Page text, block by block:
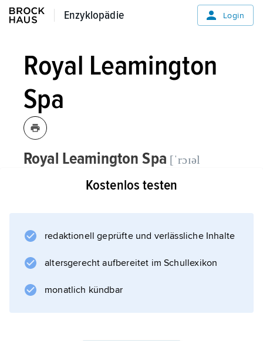
Enzyklopädie
Enzyklopädie Login
Royal Leamington
Spa
Royal Leamington Spa [ˈrɔɪəl
ˈlemɪŋtən ˈspɑː] ,Leamington,
Parklandschaften; Kunstgalerie und Museum;
Heilbad (Kochsalzquellen) und Konferenzstadt;
Maschinenbau, Leichtindustrie;
Fremdenverkehr.
Kostenlos testen
redaktionell geprüfte und verlässliche Inhalte
altersgerecht aufbereitet im Schullexikon
monatlich kündbar